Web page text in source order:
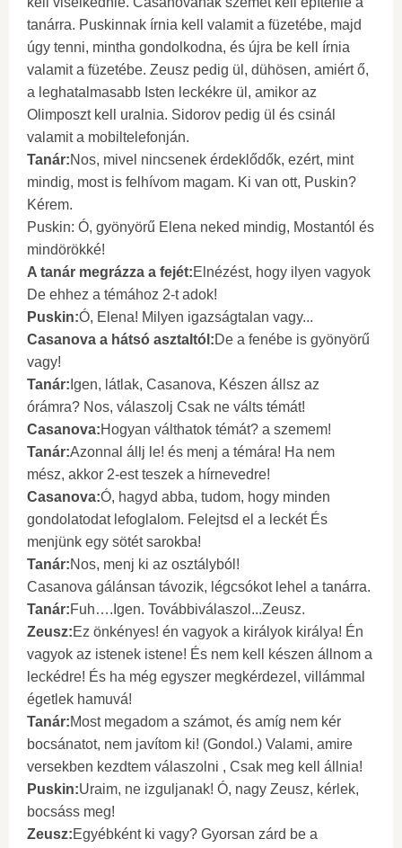
tanárra. Puskinnak írnia kell valamit a füzetébe, majd
úgy tenni, mintha gondolkodna, és újra be kell írnia
valamit a füzetébe. Zeusz pedig ül, dühösen, amiért ő,
a leghatalmasabb Isten leckékre ül, amikor az
Olimposzt kell uralnia. Sidorov pedig ül és csinál
valamit a mobiltelefonján.
Tanár:Nos, mivel nincsenek érdeklődők, ezért, mint
mindig, most is felhívom magam. Ki van ott, Puskin?
Kérem.
Puskin: Ó, gyönyörű Elena neked mindig, Mostantól és
mindörökké!
A tanár megrázza a fejét:Elnézést, hogy ilyen vagyok
De ehhez a témához 2-t adok!
Puskin:Ó, Elena! Milyen igazságtalan vagy...
Casanova a hátsó asztaltól:De a fenébe is gyönyörű
vagy!
Tanár: Igen, látlak, Casanova, Készen állsz az
órámra? Nos, válaszolj Csak ne válts témát!
Casanova:Hogyan válthatok témát? a szemem!
Tanár:Azonnal állj le! és menj a témára! Ha nem
mész, akkor 2-est teszek a hírnevedre!
Casanova:Ó, hagyd abba, tudom, hogy minden
gondolatodat lefoglalom. Felejtsd el a leckét És
menjünk egy sötét sarokba!
Tanár:Nos, menj ki az osztályból!
Casanova gálánsan távozik, légcsókot lehel a tanárra.
Tanár:Fuh….Igen. Továbbiválaszol...Zeusz.
Zeusz:Ez önkényes! én vagyok a királyok királya! Én
vagyok az istenek istene! És nem kell készen állnom a
leckédre! És ha még egyszer megkérdezel, villámmal
égetlek hamuvá!
Tanár:Most megadom a számot, és amíg nem kér
bocsánatot, nem javítom ki! (Gondol.) Valami, amire
versekben kezdtem válaszolni , Csak meg kell állnia!
Puskin:Uraim, ne izguljanak! Ó, nagy Zeusz, kérlek,
bocsáss meg!
Zeusz:Egyébként ki vagy? Gyorsan zárd be a